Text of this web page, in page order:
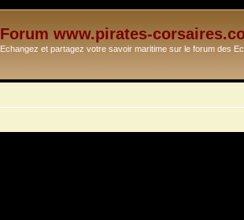
Forum www.pirates-
Echangez et partagez votre savoir maritime sur le forum des